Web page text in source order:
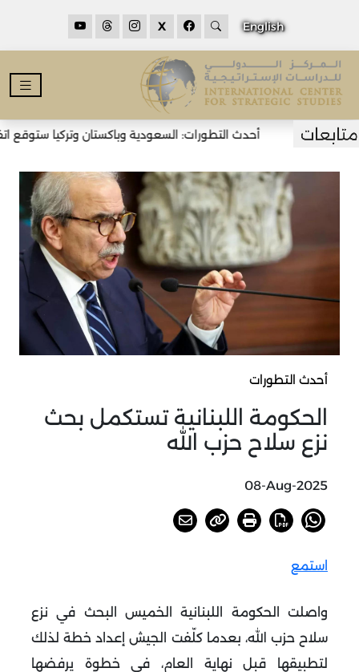
English
X
أحدث التطورات: السعودية وباكستان وتركيا ستوقع
أحدث التطورات
الحكومة اللبنانية تستكمل بحث
نزع سلاح حزب الله
08-Aug-2025
استمع
واصلت الحكومة اللبنانية الخميس البحث في نزع
سلاح حزب الله، بعدما كلّفت الجيش إعداد خطة لذلك
لتطبيقها قبل نهاية العام، في خطوة يرفضها